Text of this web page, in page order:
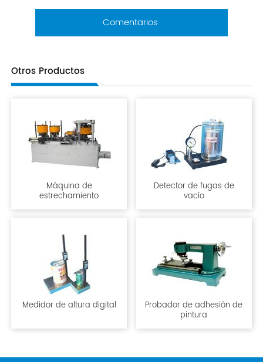
Comentarios
Otros Productos
Máquina de
estrechamiento
Detector de fugas de
vacío
Medidor de altura digital
Probador de adhesión de
pintura